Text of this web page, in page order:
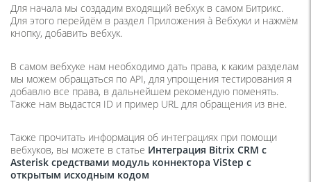
Для начала мы создадим входящий вебхук в самом Битрикс.
Для этого перейдём в раздел Приложения à Вебхуки и нажмём
кнопку, добавить вебхук.
В самом вебхуке нам необходимо дать права, к каким разделам
мы можем обращаться по API, для упрощения тестирования я
добавлю все права, в дальнейшем рекомендую поменять.
Также нам выдастся ID и пример URL для обращения из вне.
Также прочитать информация об интеграциях при помощи
вебхуков, вы можете в статье Интеграция Bitrix CRM с
Asterisk средствами модуль коннектора ViStep с
открытым исходным кодом